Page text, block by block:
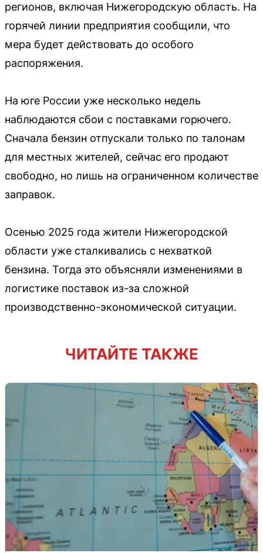
регионов, включая Нижегородскую область. На
горячей линии предприятия сообщили, что
мера будет действовать до особого
распоряжения.
На юге России уже несколько недель
наблюдаются сбои с поставками горючего.
Сначала бензин отпускали только по талонам
для местных жителей, сейчас его продают
свободно, но лишь на ограниченном количестве
заправок.
Осенью 2025 года жители Нижегородской
области уже сталкивались с нехваткой
бензина. Тогда это объясняли изменениями в
логистике поставок из-за сложной
производственно-экономической ситуации.
ЧИТАЙТЕ ТАКЖЕ